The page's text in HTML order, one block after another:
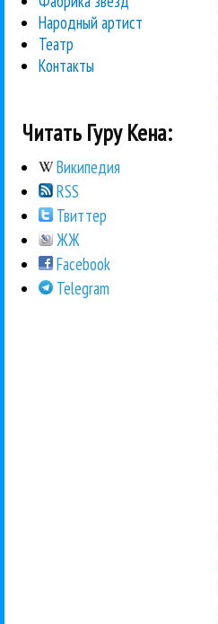
Народный артист
Театр
Контакты
Читать Гуру Кена:
Википедия
RSS
Твиттер
ЖЖ
Facebook
Telegram